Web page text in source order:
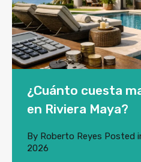
¿Cuánto cuesta
en Riviera Maya?
By Roberto Reyes Posted
2026